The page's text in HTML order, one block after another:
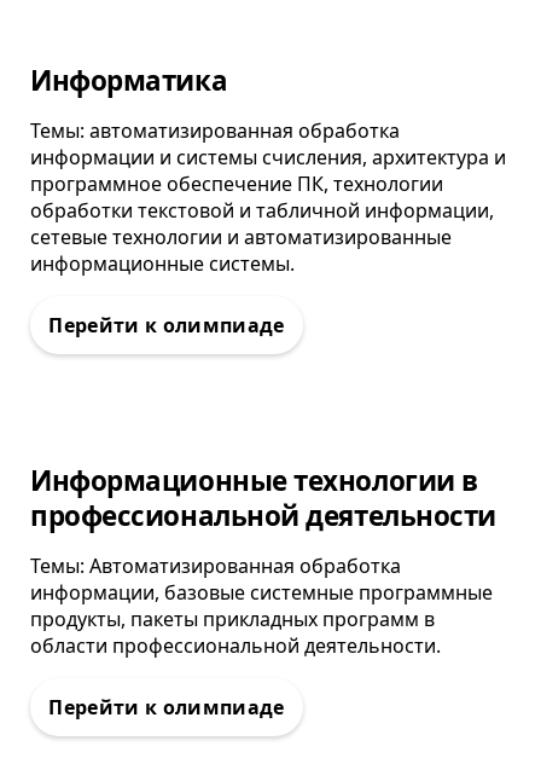
Олимпиада
Информатика
Темы: автоматизированная обработка
информации и системы счисления, архитектура и
программное обеспечение ПК, технологии
обработки текстовой и табличной информации,
сетевые технологии и автоматизированные
информационные системы.
Олимпиада
Информационные технологии в
профессиональной деятельности
Темы: Автоматизированная обработка
информации, базовые системные программные
продукты, пакеты прикладных программ в
области профессиональной деятельности.